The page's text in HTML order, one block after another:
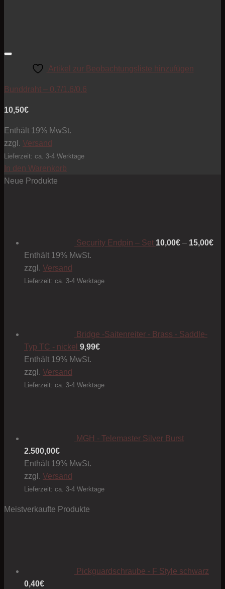
Artikel zur Beobachtungsliste hinzufügen
Bunddraht – 0.7/1.6/0.6
10,50€
Enthält 19% MwSt.
zzgl. Versand
Lieferzeit: ca. 3-4 Werktage
In den Warenkorb
Neue Produkte
Security Endpin – Set 10,00€ – 15,00€
Enthält 19% MwSt.
zzgl. Versand
Lieferzeit: ca. 3-4 Werktage
Bridge -Saitenreiter - Brass - Saddle-
Typ TC - nickel 9,99€
Enthält 19% MwSt.
zzgl. Versand
Lieferzeit: ca. 3-4 Werktage
MGH - Telemaster Silver Burst
2.500,00€
Enthält 19% MwSt.
zzgl. Versand
Lieferzeit: ca. 3-4 Werktage
Meistverkaufte Produkte
Pickguardschraube - F Style schwarz
0,40€